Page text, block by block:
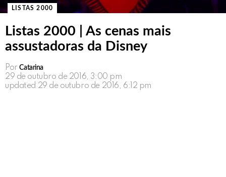
LISTAS 2000
Listas 2000 | As cenas mais
assustadoras da Disney
Por Catarina
29 de outubro de 2016, 3:00 pm
updated 29 de outubro de 2016, 6:12 pm